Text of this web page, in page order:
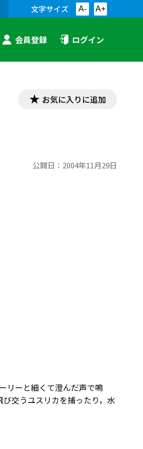
文字サイズ A- A+
会員登録 ログイン
お気に入りに追加
公開日： 2004年11月29日
リーと細くて澄んだ声で鳴
交うユスリカを捕ったり，水